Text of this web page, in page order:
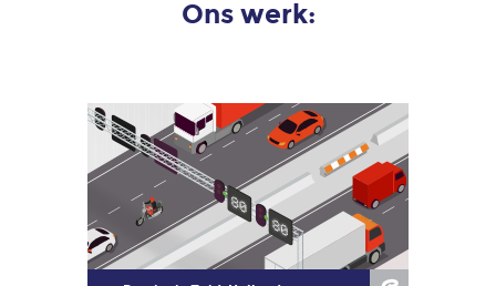
Ons werk: